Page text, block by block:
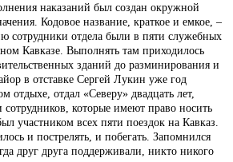
наказаний был создан окружной
Кодовое название, краткое и емкое, –
сотрудники отдела были в пяти служебных
Кавказе. Выполнять там приходилось
зданий до разминирования и
в отставке Сергей Лукин уже год
отдыхе, отдал «Северу» двадцать лет,
сотрудников, которые имеют право носить
участником всех пяти поездок на Кавказ.
и пострелять, и побегать. Запомнился
друг друга поддерживали, никто никого